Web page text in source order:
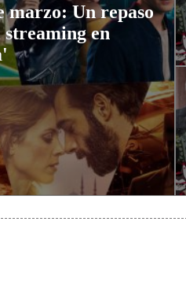
marzo: Un repaso
streaming en